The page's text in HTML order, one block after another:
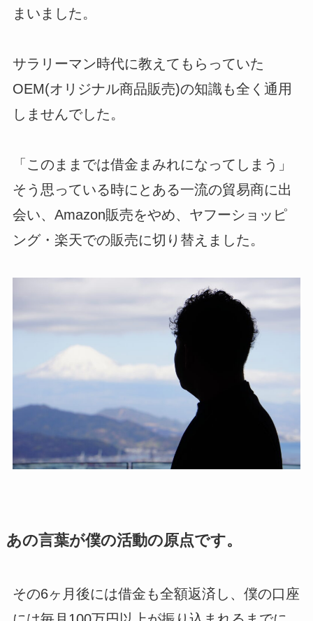
まいました。
サラリーマン時代に教えてもらっていた
OEM(オリジナル商品販売)の知識も全く通用
しませんでした。
「このままでは借金まみれになってしまう」
そう思っている時にとある一流の貿易商に出
会い、Amazon販売をやめ、ヤフーショッピ
ング・楽天での販売に切り替えました。
あの言葉が僕の活動の原点です。
その6ヶ月後には借金も全額返済し、僕の口座